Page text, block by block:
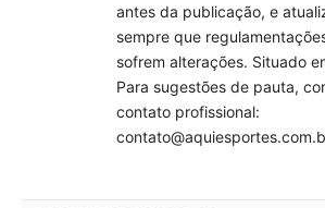
antes da publicação, e
sempre que
sofrem alterações. Situado
Para sugestões de pauta,
contato profissional: